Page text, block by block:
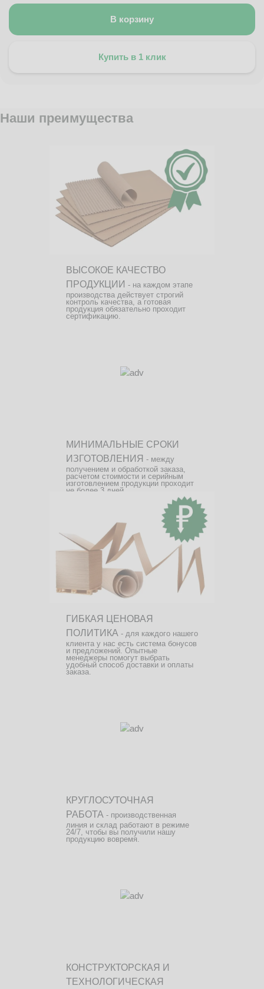
В корзину
Купить в 1 клик
Наши преимущества
ВЫСОКОЕ КАЧЕСТВО
ПРОДУКЦИИ - на каждом этапе
производства действует строгий
контроль качества, а готовая
продукция обязательно проходит
сертификацию.
МИНИМАЛЬНЫЕ СРОКИ
ИЗГОТОВЛЕНИЯ - между
получением и обработкой заказа,
расчетом стоимости и серийным
изготовлением продукции проходит
не более 3 дней.
ГИБКАЯ ЦЕНОВАЯ
ПОЛИТИКА - для каждого нашего
клиента у нас есть система бонусов
и предложений. Опытные
менеджеры помогут выбрать
удобный способ доставки и оплаты
заказа.
КРУГЛОСУТОЧНАЯ
РАБОТА - производственная
линия и склад работают в режиме
24/7, чтобы вы получили нашу
продукцию вовремя.
КОНСТРУКТОРСКАЯ И
ТЕХНОЛОГИЧЕСКАЯ